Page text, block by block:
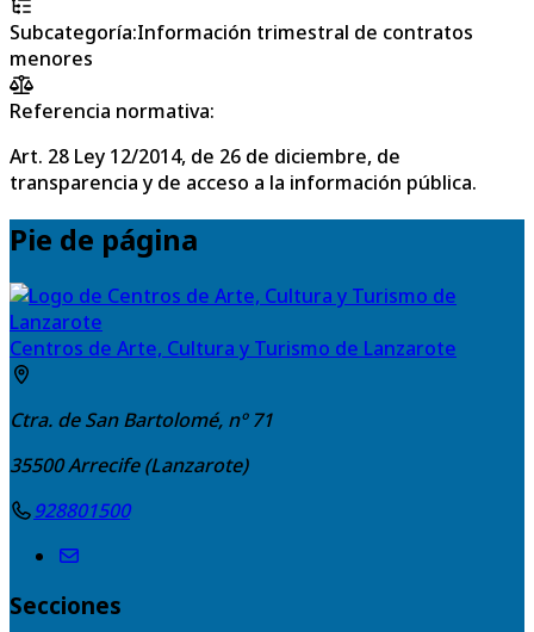
Subcategoría:Información trimestral de contratos
menores
Referencia normativa:
Art. 28 Ley 12/2014, de 26 de diciembre, de
transparencia y de acceso a la información pública.
Pie de página
Centros de Arte, Cultura y Turismo de Lanzarote
Ctra. de San Bartolomé, nº 71
35500Arrecife (Lanzarote)
928801500
Secciones